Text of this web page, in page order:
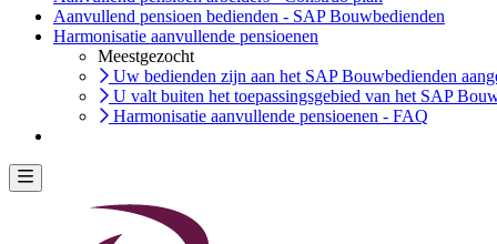
Aanvullend pensioen bedienden - SAP Bouwbedienden
Harmonisatie aanvullende pensioenen
Meestgezocht
Uw bedienden zijn aan het SAP Bouwbedienden
U valt buiten het toepassingsgebied van het SAP
Harmonisatie aanvullende pensioenen - FAQ